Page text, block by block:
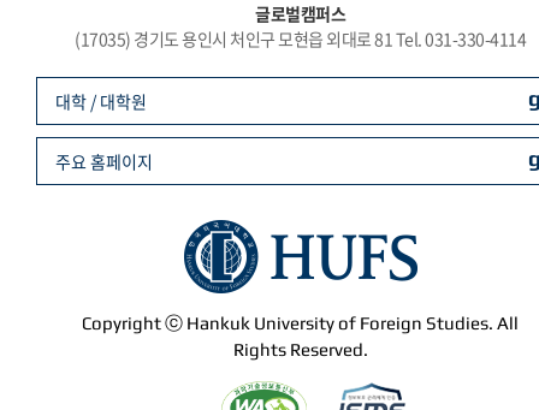
글로벌캠퍼스
(17035) 경기도 용인시 처인구 모현읍 외대로 81 Tel. 031-330-4114
Copyright ⓒ Hankuk University of Foreign Studies. All
Rights Reserved.
대학 / 대학원
주요 홈페이지